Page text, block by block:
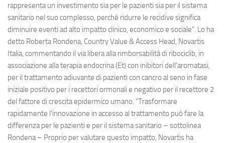
rappresenta un investimento sia per le pazienti sia per il sistema
sanitario nel suo complesso, perché ridurre le recidive significa
diminuire eventi ad alto impatto clinico, economico e sociale". Lo ha
detto Roberta Rondena, Country Value & Access Head, Novartis
Italia, commentando il via libera alla rimborsabilità di ribociclib, in
associazione alla terapia endocrina (Et) con inibitori dell'aromatasi,
per il trattamento adiuvante di pazienti con cancro al seno in fase
iniziale positivo per i recettori ormonali e negativo per il recettore 2
del fattore di crescita epidermico umano. "Trasformare
rapidamente l'innovazione in accesso al trattamento può fare la
differenza per le pazienti e per il sistema sanitario – sottolinea
Rondena – Proprio per valutare questo impatto, Novartis ha